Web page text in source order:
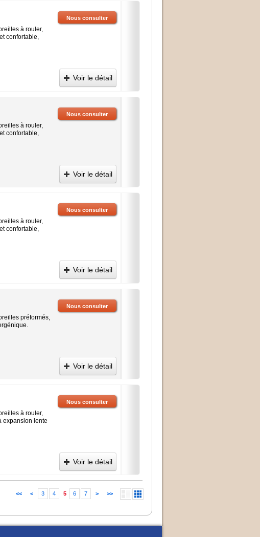
à rouler,
confortable,
Nous consulter
Voir le détail
à rouler,
confortable,
Nous consulter
Voir le détail
à rouler,
confortable,
Nous consulter
Voir le détail
préformés,
Nous consulter
Voir le détail
à rouler,
expansion lente
Nous consulter
Voir le détail
<< < 3 4 5 6 7 > >>